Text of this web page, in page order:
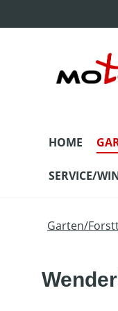
HOME
SERVICE/
Garten/